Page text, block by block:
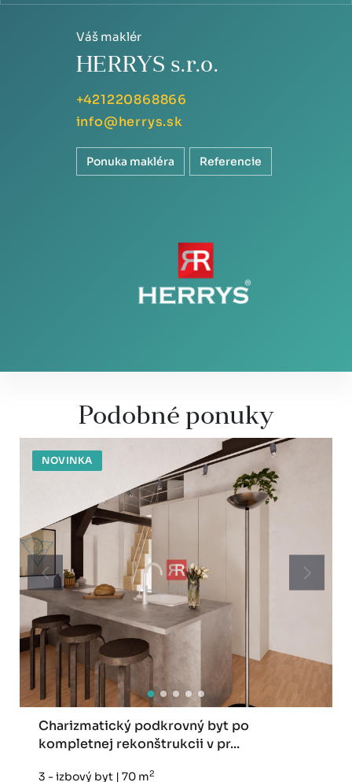
Váš maklér
HERRYS s.r.o.
+421220868866
info@herrys.sk
Ponuka makléra Referencie
Podobné ponuky
NOVINKA
Charizmatický podkrovný byt po
kompletnej rekonštrukcii v pr...
3 - izbový byt | 70 m2